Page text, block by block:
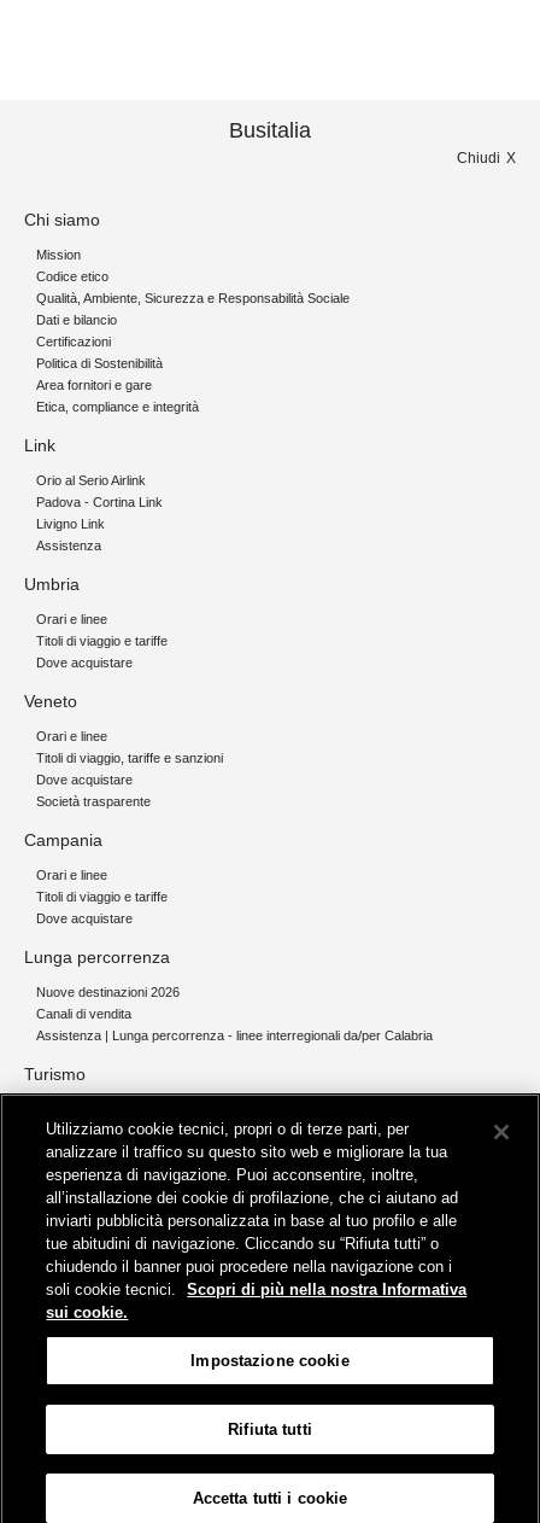
Busitalia
Chiudi
Chi siamo
Mission
Codice etico
Qualità, Ambiente, Sicurezza e Responsabilità Sociale
Dati e bilancio
Certificazioni
Politica di Sostenibilità
Area fornitori e gare
Etica, compliance e integrità
Link
Orio al Serio Airlink
Padova - Cortina Link
Livigno Link
Assistenza
Umbria
Orari e linee
Titoli di viaggio e tariffe
Dove acquistare
Veneto
Orari e linee
Titoli di viaggio, tariffe e sanzioni
Dove acquistare
Società trasparente
Campania
Orari e linee
Titoli di viaggio e tariffe
Dove acquistare
Lunga percorrenza
Nuove destinazioni 2026
Canali di vendita
Assistenza | Lunga percorrenza - linee interregionali da/per Calabria
Turismo
Servizi per aeroporti
Servizi di noleggio con conducente
Servizio di navigazione sul Lago Trasimeno
News e comunicati stampa
Comunicati stampa
Busitalia – Sita Nord
, Gruppo FS Italiane, è attiva nei servizi di
trasporto locale in Italia ed all'estero, che gestisce direttamente o
attraverso società controllate.
Viale Fratelli Rosselli, 80 - 50123 Firenze
© Gruppo FS Italiane 2019
Utilizziamo cookie tecnici, propri o di terze parti, per
analizzare il traffico su questo sito web e migliorare la tua
esperienza di navigazione. Puoi acconsentire, inoltre,
all’installazione dei cookie di profilazione, che ci aiutano ad
inviarti pubblicità personalizzata in base al tuo profilo e alle
tue abitudini di navigazione. Cliccando su “Rifiuta tutti” o
chiudendo il banner puoi procedere nella navigazione con i
soli cookie tecnici.
Scopri di più nella nostra Informativa
sui cookie.
Impostazione cookie
Rifiuta tutti
Accetta tutti i cookie